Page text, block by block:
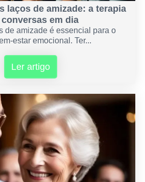
laços de amizade: a terapia
em dia
de amizade é essencial para o
estar emocional. Ter...
Ler artigo